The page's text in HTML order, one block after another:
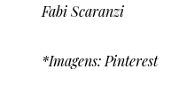
Fabi Scaranzi
*Imagens: Pinterest